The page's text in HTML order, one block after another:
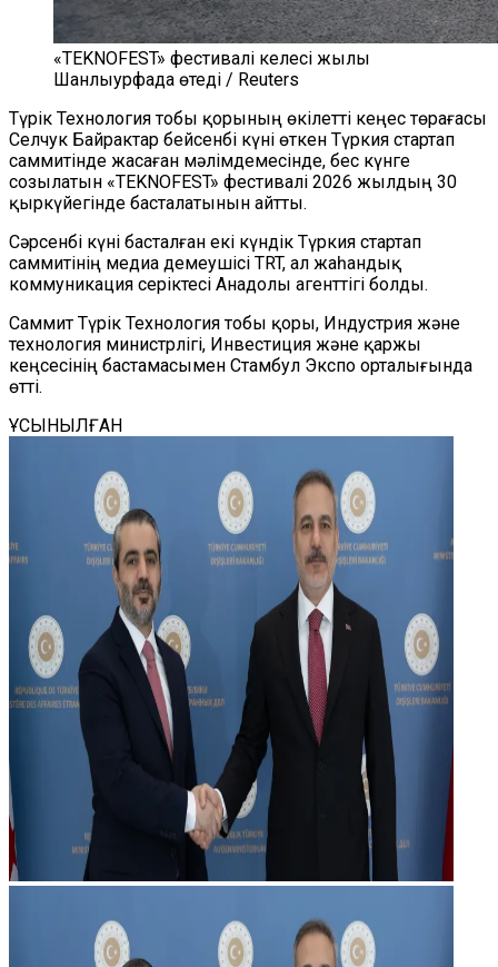
«TEKNOFEST» фестивалі келесі жылы
Шанлыурфада өтеді / Reuters
Түрік Технология тобы қорының өкілетті кеңес төрағасы
Селчук Байрактар бейсенбі күні өткен Түркия стартап
саммитінде жасаған мәлімдемесінде, бес күнге
созылатын «TEKNOFEST» фестивалі 2026 жылдың 30
қыркүйегінде басталатынын айтты.
Сәрсенбі күні басталған екі күндік Түркия стартап
саммитінің медиа демеушісі TRT, ал жаһандық
коммуникация серіктесі Анадолы агенттігі болды.
Саммит Түрік Технология тобы қоры, Индустрия және
технология министрлігі, Инвестиция және қаржы
кеңсесінің бастамасымен Стамбул Экспо орталығында
өтті.
ҰСЫНЫЛҒАН